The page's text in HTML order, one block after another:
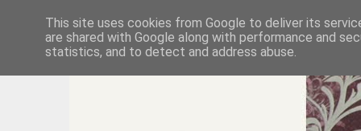
This site uses cookies from Google to deliver its
are shared with Google along with performance and
statistics, and to detect and address abuse.